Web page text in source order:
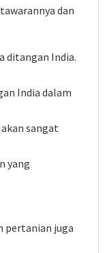
dan
ditangan India.
India dalam
sangat
yang
pertanian juga